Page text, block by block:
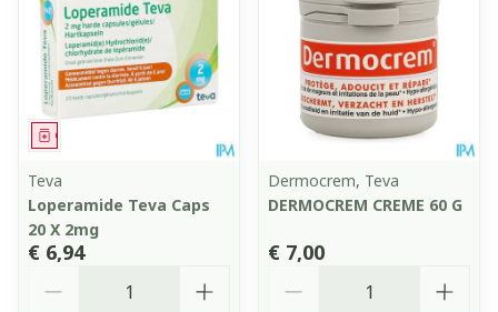
Geneesmiddel
Teva
Loperamide Teva Caps
20 X 2mg
€ 6,94
Dermocrem, Teva
DERMOCREM CREME 60 G
€ 7,00